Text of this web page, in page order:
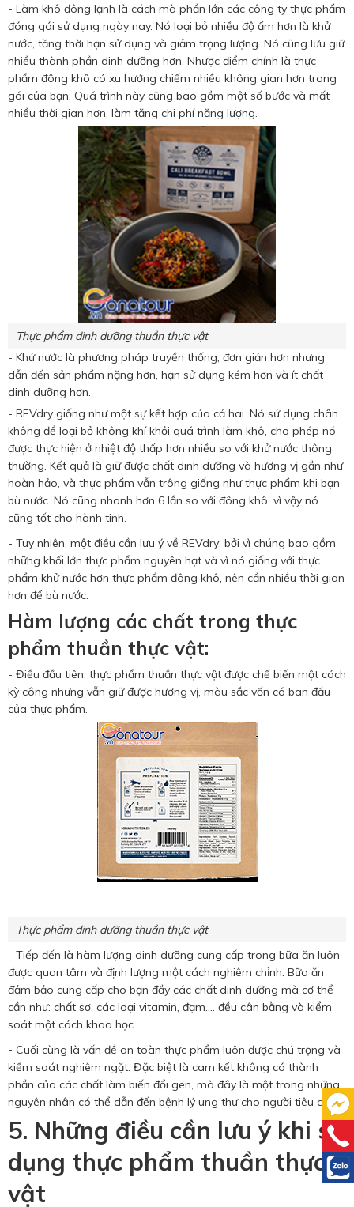
- Làm khô đông lạnh là cách mà phần lớn các công ty thực phẩm
đóng gói sử dụng ngày nay. Nó loại bỏ nhiều độ ẩm hơn là khử
nước, tăng thời hạn sử dụng và giảm trọng lượng. Nó cũng lưu giữ
nhiều thành phần dinh dưỡng hơn. Nhược điểm chính là thực
phẩm đông khô có xu hướng chiếm nhiều không gian hơn trong
gói của bạn. Quá trình này cũng bao gồm một số bước và mất
nhiều thời gian hơn, làm tăng chi phí năng lượng.
Thực phẩm dinh dưỡng thuần thực vật
- Khử nước là phương pháp truyền thống, đơn giản hơn nhưng
dẫn đến sản phẩm nặng hơn, hạn sử dụng kém hơn và ít chất
dinh dưỡng hơn.
- REVdry giống như một sự kết hợp của cả hai. Nó sử dụng chân
không để loại bỏ không khí khỏi quá trình làm khô, cho phép nó
được thực hiện ở nhiệt độ thấp hơn nhiều so với khử nước thông
thường. Kết quả là giữ được chất dinh dưỡng và hương vị gần như
hoàn hảo, và thực phẩm vẫn trông giống như thực phẩm khi bạn
bù nước. Nó cũng nhanh hơn 6 lần so với đông khô, vì vậy nó
cũng tốt cho hành tinh.
- Tuy nhiên, một điều cần lưu ý về REVdry: bởi vì chúng bao gồm
những khối lớn thực phẩm nguyên hạt và vì nó giống với thực
phẩm khử nước hơn thực phẩm đông khô, nên cần nhiều thời gian
hơn để bù nước.
Hàm lượng các chất trong thực
phẩm thuần thực vật:
- Điều đầu tiên, thực phẩm thuần thực vật được chế biến một cách
kỳ công nhưng vẫn giữ được hương vị, màu sắc vốn có ban đầu
của thực phẩm.
Thực phẩm dinh dưỡng thuần thực vật
- Tiếp đến là hàm lượng dinh dưỡng cung cấp trong bữa ăn luôn
được quan tâm và định lượng một cách nghiêm chỉnh. Bữa ăn
đảm bảo cung cấp cho bạn đầy các chất dinh dưỡng mà cơ thể
cần như: chất sơ, các loại vitamin, đạm.... đều cân bằng và kiểm
soát một cách khoa học.
- Cuối cùng là vấn đề an toàn thực phẩm luôn được chú trọng và
kiểm soát nghiêm ngặt. Đặc biệt là cam kết không có thành
phần của các chất làm biến đổi gen, mà đây là một trong những
nguyên nhân có thể dẫn đến bệnh lý ung thư cho người tiêu dùng.
5. Những điều cần lưu ý khi sử
dụng thực phẩm thuần thực
vật